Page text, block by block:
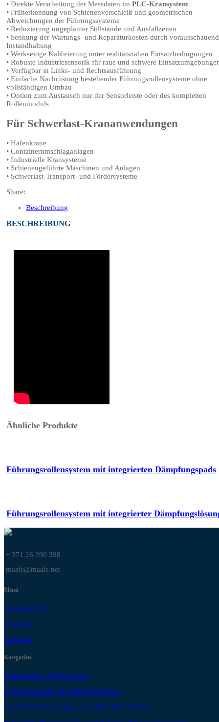
• Direkte Verarbeitung der Messdaten im PLC-Kransystem
• Früherkennung von Schienenverschleiß und geometrischen
Abweichungen der Führungssysteme
• Reduzierung ungeplanter Stillstände und Ausfallzeiten
• Senkung der Wartungs- und Reparaturkosten durch
Instandhaltung
• Werkseitige Kalibrierung unter realitätsnahen Einsatzbedingungen
• Robuste Industriesensorik für raue und schwere
• Verfügbar in Links- und Rechtsausführung
• Einfache Nachrüstung bestehender Führungsrollensysteme ohne
vollständigen Umbau
• Option zum Austausch nur der Sensorleiste oder des kompletten
Rollenmoduls
Für Schwerlast-Krananwendungen
• Hafenkrane
• Containerumschlaganlagen
• Industrielle Kransysteme
• Schienengeführte Maschinen und Anlagen
• Schwerlast-Transport- und Fördersysteme
Share:
Beschreibung
BESCHREIBUNG
Ähnliche Produkte
Führungsrollensystem mit integrierten Dämpfungspads
Führungsrollensystem mit integrierter
+ 371 26 390 398
maaie@maaie.net
Menü
Hauptsächlich
Über uns
Kontakte
Kategorien
Potentiometer und Sensoren
Elektrohydraulische Antriebslösungen
Industrielle Steuerungen, Joysticks & Konsolen